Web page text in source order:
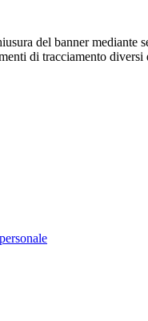
del banner
di tracciamento diversi